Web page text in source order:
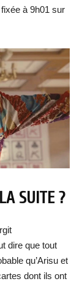
à 9h01 sur
SUITE ?
dire que tout
qu’Arisu et
dont ils ont